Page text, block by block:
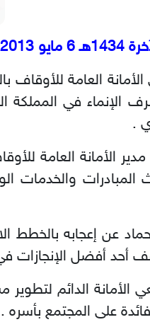
العامة للأوقاف
الإنماء في المملكة
.
الأمانة العامة
والخدمات
عن إعجابه بالخطط
أحد أفضل الإنجازات
الأمانة الدائم
على المجتمع بأسره .